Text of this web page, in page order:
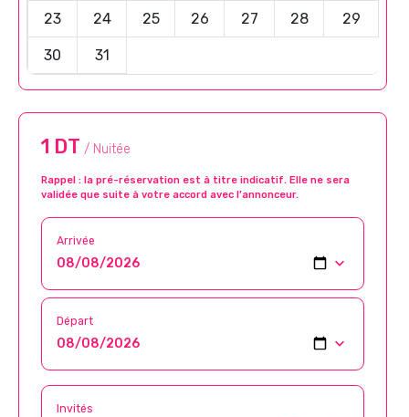
23 24 25 26 27 28 29
30 31
1 DT / Nuitée
Rappel : la pré-réservation est à titre indicatif. Elle ne sera
validée que suite à votre accord avec l’annonceur.
Arrivée
Départ
Invités